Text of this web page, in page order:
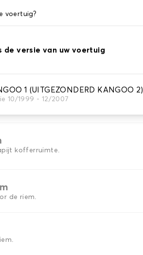
voertuig?
de versie van uw voertuig
1 (UITGEZONDERD KANGOO 2)
10/1999 - 12/2007
uw kofferbakmat
kofferruimte.
de riem.